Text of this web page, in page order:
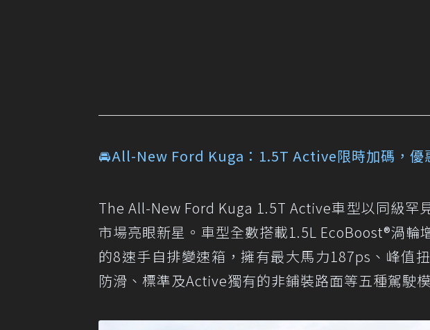
🚘All-New Ford Kuga：1.5T Active限時加碼，優
The All-New Ford Kuga 1.5T Active車型以同級罕
市場亮眼新星。車型全數搭載1.5L EcoBoost®渦
的8速手自排變速箱，擁有最大馬力187ps、峰值
防滑、標準及Active獨有的非鋪裝路面等五種駕駛